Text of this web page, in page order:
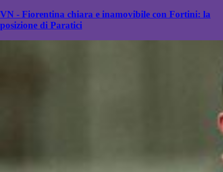
VN - Fiorentina chiara e inamovibile con Fortini: la
posizione di Paratici